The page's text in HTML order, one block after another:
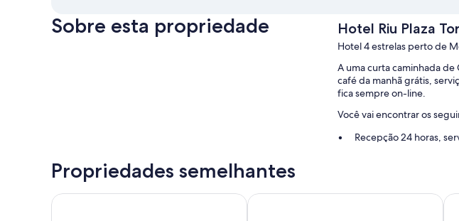
Sobre esta propriedade Hotel Riu Plaza
Hotel 4 estrelas perto de
A uma curta caminhada
café da manhã grátis,
fica sempre on-line.
Você vai encontrar os
Recepção 24 horas,
Características do quarto
Propriedades semelhantes
Chelsea Hotel, Toronto Fairmont Royal York